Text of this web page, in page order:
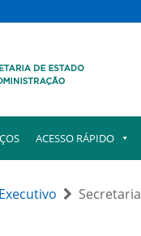
ACESSO RÁPIDO